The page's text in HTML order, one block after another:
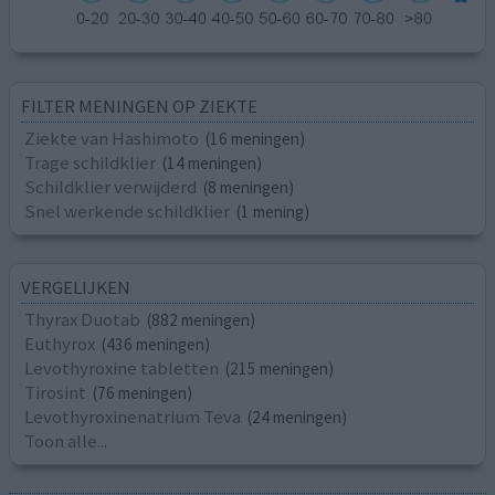
FILTER MENINGEN OP ZIEKTE
Ziekte van Hashimoto (16 meningen)
Trage schildklier (14 meningen)
Schildklier verwijderd (8 meningen)
Snel werkende schildklier (1 mening)
VERGELIJKEN
Thyrax Duotab (882 meningen)
Euthyrox (436 meningen)
Levothyroxine tabletten (215 meningen)
Tirosint (76 meningen)
Levothyroxinenatrium Teva (24 meningen)
Toon alle...